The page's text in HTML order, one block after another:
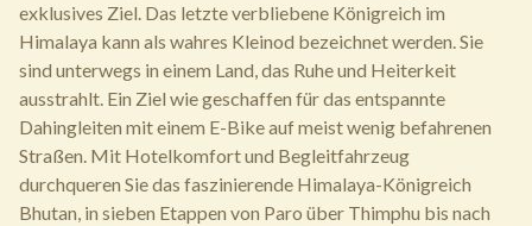
exklusives Ziel. Das letzte verbliebene Königreich im
Himalaya kann als wahres Kleinod bezeichnet werden. Sie
sind unterwegs in einem Land, das Ruhe und Heiterkeit
ausstrahlt. Ein Ziel wie geschaffen für das entspannte
Dahingleiten mit einem E-Bike auf meist wenig befahrenen
Straßen. Mit Hotelkomfort und Begleitfahrzeug
durchqueren Sie das faszinierende Himalaya-Königreich
Bhutan, in sieben Etappen von Paro über Thimphu bis nach